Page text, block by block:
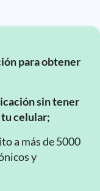
para obtener
sin tener
celular;
a más de 5000
y